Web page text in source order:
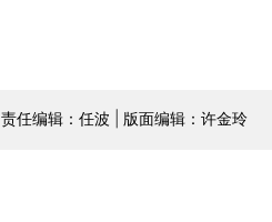
责任编辑：任波 | 版面编辑：许金玲